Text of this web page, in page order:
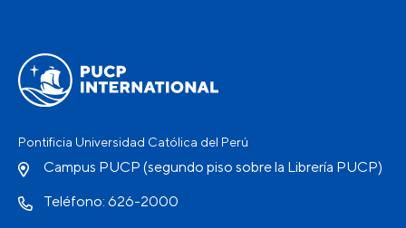
Pontificia Universidad Católica del Perú
Campus PUCP (segundo piso sobre la Librería PUCP)
Teléfono: 626-2000